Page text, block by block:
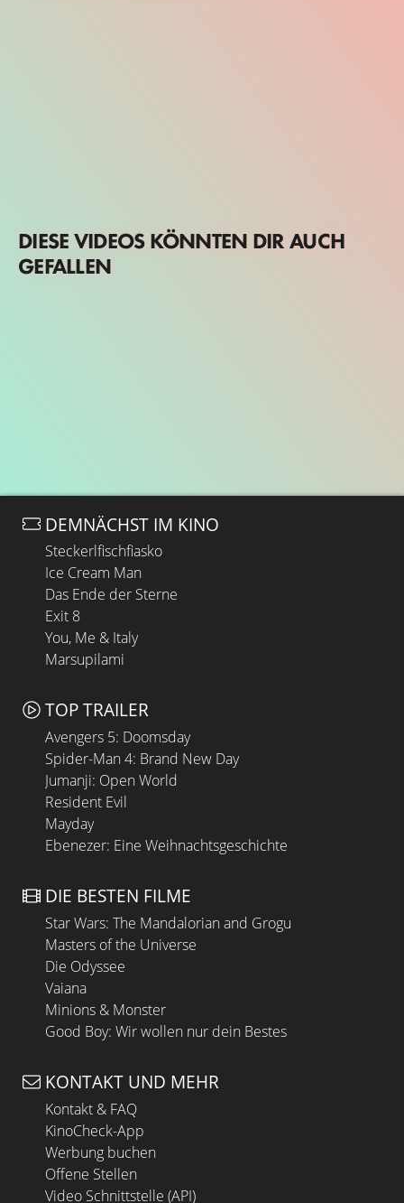
DIESE VIDEOS KÖNNTEN DIR AUCH
GEFALLEN
DEMNÄCHST IM KINO
Steckerlfischfiasko
Ice Cream Man
Das Ende der Sterne
Exit 8
You, Me & Italy
Marsupilami
TOP TRAILER
Avengers 5: Doomsday
Spider-Man 4: Brand New Day
Jumanji: Open World
Resident Evil
Mayday
Ebenezer: Eine Weihnachtsgeschichte
DIE BESTEN FILME
Star Wars: The Mandalorian and Grogu
Masters of the Universe
Die Odyssee
Vaiana
Minions & Monster
Good Boy: Wir wollen nur dein Bestes
KONTAKT UND MEHR
Kontakt & FAQ
KinoCheck-App
Werbung buchen
Offene Stellen
Video Schnittstelle (API)